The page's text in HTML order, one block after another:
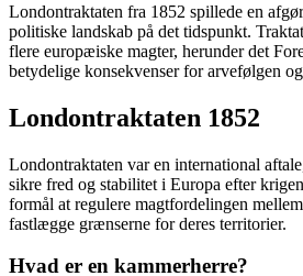
Londontraktaten fra 1852 spillede en
politiske landskab på det tidspunkt.
flere europæiske magter, herunder det
betydelige konsekvenser for arvefølgen
Londontraktaten 1852
Londontraktaten var en international
sikre fred og stabilitet i Europa efter
formål at regulere magtfordelingen
fastlægge grænserne for deres territorier.
Hvad er en kammerherre?